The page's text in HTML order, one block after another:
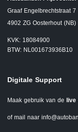
Graaf Engelbrechtstraat 7
4902 ZG Oosterhout (NB)
KVK: 18084900
BTW: NL001673936B10
Digitale Support
Maak gebruik van de live
of mail naar